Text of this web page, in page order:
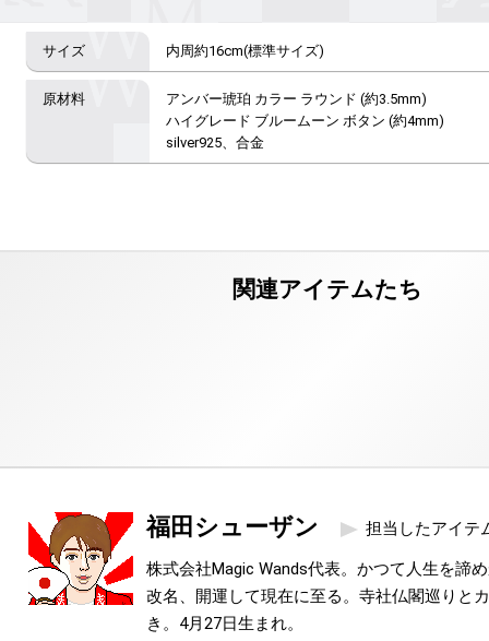
内周約16cm(標準サイズ)
アンバー琥珀 カラー ラウンド (約3.5mm)
ハイグレード ブルームーン ボタン (約4mm)
silver925、合金
福田シューザン 担当したアイテ
株式会社Magic Wands代表。かつて人生を諦
改名、開運して現在に至る。寺社仏閣巡りと
き。4月27日生まれ。